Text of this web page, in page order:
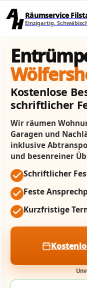
Räumservice
Einzigartig.
Kostenlose
schriftlicher
Wir räumen
Garagen und
inklusive
und besenreiner
Schriftlicher
Feste
Kurzfristige